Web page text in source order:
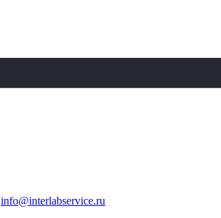
info@interlabservice.ru